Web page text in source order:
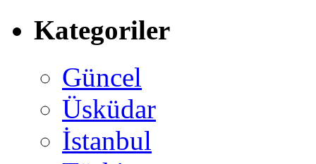
Kategoriler
Güncel
Üsküdar
İstanbul